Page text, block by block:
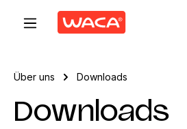
Zum Hauptinhalt springen
Über uns Downloads
Downloads